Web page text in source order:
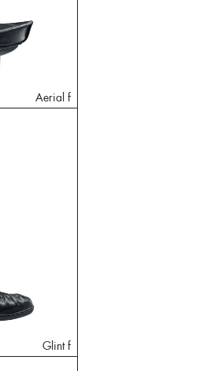
Aerial f
Glint f